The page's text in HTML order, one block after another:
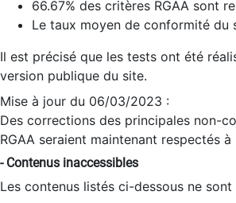
66.67% des critères RGAA sont
Le taux moyen de conformité du
Il est précisé que les tests ont été
version publique du site.
Mise à jour du 06/03/2023 :
Des corrections des principales non-
RGAA seraient maintenant respectés
- Contenus inaccessibles
Les contenus listés ci-dessous ne